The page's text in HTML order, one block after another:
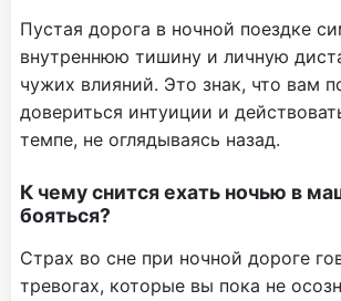
Пустая дорога в ночной поездке
внутреннюю тишину и личную
чужих влияний. Это знак, что вам
довериться интуиции и
темпе, не оглядываясь назад.
К чему снится ехать ночью в
бояться?
Страх во сне при ночной дороге
тревогах, которые вы пока не